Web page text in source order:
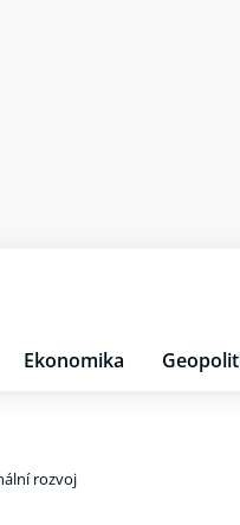
Ekonomika
rozvoj